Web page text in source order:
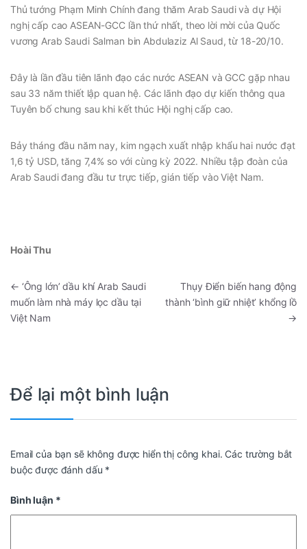
Thủ tướng Phạm Minh Chính đang thăm Arab Saudi và dự Hội
nghị cấp cao ASEAN-GCC lần thứ nhất, theo lời mời của Quốc
vương Arab Saudi Salman bin Abdulaziz Al Saud, từ 18-20/10.
Đây là lần đầu tiên lãnh đạo các nước ASEAN và GCC gặp nhau
sau 33 năm thiết lập quan hệ. Các lãnh đạo dự kiến thông qua
Tuyên bố chung sau khi kết thúc Hội nghị cấp cao.
Bảy tháng đầu năm nay, kim ngạch xuất nhập khẩu hai nước đạt
1,6 tỷ USD, tăng 7,4% so với cùng kỳ 2022. Nhiều tập đoàn của
Arab Saudi đang đầu tư trực tiếp, gián tiếp vào Việt Nam.
Hoài Thu
← ‘Ông lớn’ dầu khí Arab Saudi
muốn làm nhà máy lọc dầu tại
Việt Nam
Thụy Điển biến hang động
thành ‘bình giữ nhiệt’ khổng lồ
→
Để lại một bình luận
Email của bạn sẽ không được hiển thị công khai. Các trường bắt
buộc được đánh dấu *
Bình luận *